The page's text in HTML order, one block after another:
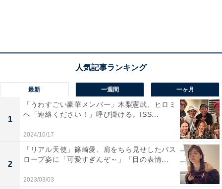
最新 一週間 一ヶ月
1
「うわすごい豪華メンバー」木梨憲武、ヒロミ
へ「連絡ください！」呼び掛ける。ISS...
2024/10/17
2
「リアル天使」篠崎愛、肩をちら見せしたバス
ローブ姿に「可愛すぎんぞ～」「目の表情...
2023/03/03